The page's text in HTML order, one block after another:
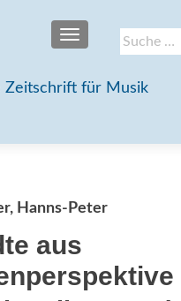
Suche
nach:
SCHALTE
Hanns-Peter
aus